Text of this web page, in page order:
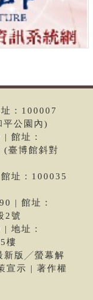
：100007
平公園內)
館址：
(臺博館斜對
址：100035
| 館址：
2號
地址：
樓
新版╱螢幕解
宣示 | 著作權